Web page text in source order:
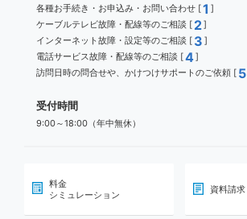
各種お手続き・お申込み・お問い合わせ [1 ]
ケーブルテレビ故障・配線等のご相談 [ 2]
インターネット故障・設定等のご相談 [ 3 ]
電話サービス故障・配線等のご相談 [4]
訪問日時の問合せや、かけつけサポートのご依頼 [ 5
受付時間
9:00～18:00（年中無休）
料金
シミュレーション
資料請求